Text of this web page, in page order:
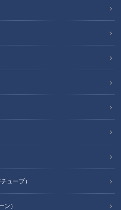
ューブ）
ン）
が、大好きな自転車で東海地方
地元いいとこ自転車旅」。今回
の丸山千枚田を目指して約100㎞
え、絶景ビーチを発見！
の新鮮アジフライ
気の和菓子店
を越え、絶景ビーチを発